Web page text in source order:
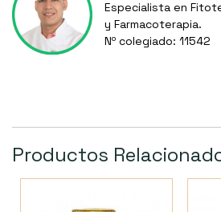
Especialista en
y Farmacoterapia.
Nº colegiado: 11542
Productos